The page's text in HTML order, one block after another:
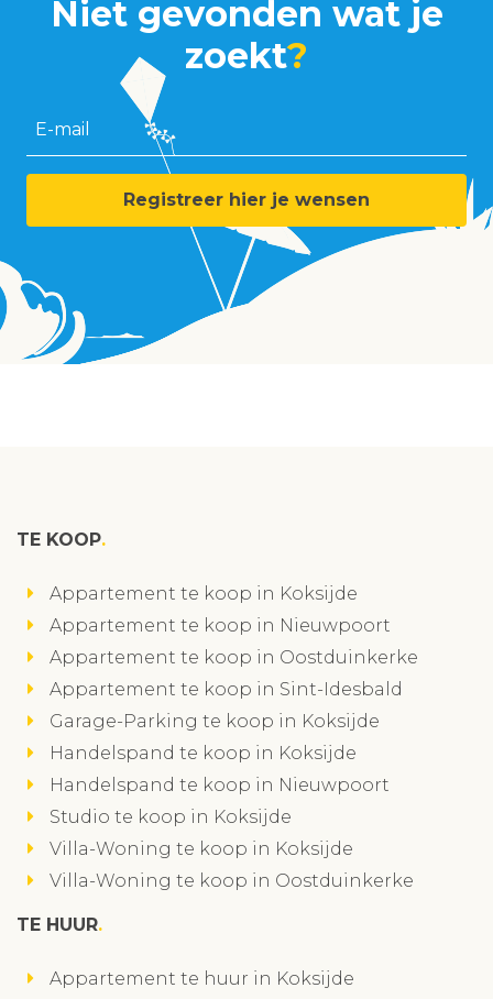
Niet gevonden wat je
zoekt?
E-mail
Registreer hier je wensen
TE KOOP
Appartement te koop in Koksijde
Appartement te koop in Nieuwpoort
Appartement te koop in Oostduinkerke
Appartement te koop in Sint-Idesbald
Garage-Parking te koop in Koksijde
Handelspand te koop in Koksijde
Handelspand te koop in Nieuwpoort
Studio te koop in Koksijde
Villa-Woning te koop in Koksijde
Villa-Woning te koop in Oostduinkerke
TE HUUR
Appartement te huur in Koksijde